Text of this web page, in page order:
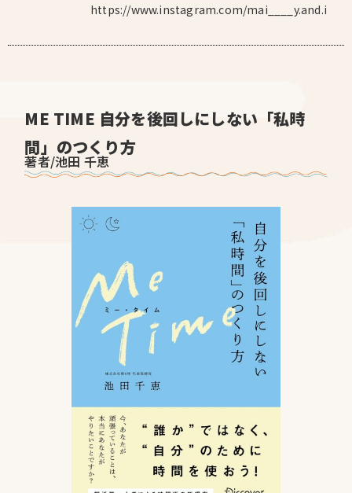
https://www.instagram.com/mai____y.and.i
ME TIME 自分を後回しにしない「私時
間」のつくり方
著者/池田 千恵